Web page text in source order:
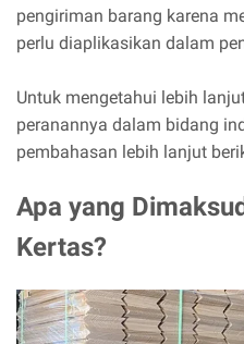
pengiriman barang karena
perlu diaplikasikan dalam
Untuk mengetahui lebih
peranannya dalam bidang
pembahasan lebih lanjut
Apa yang
Kertas?